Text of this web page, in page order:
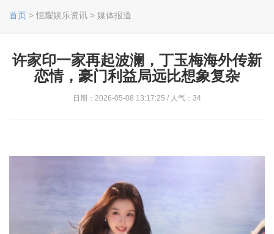
首页 > 恒耀娱乐资讯 > 媒体报道
许家印一家再起波澜，丁玉梅海外传新
恋情，豪门利益局远比想象复杂
日期：2026-05-08 13:17:25 / 人气：34